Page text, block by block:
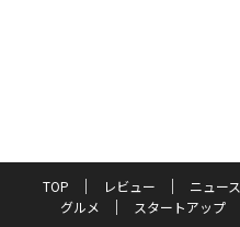
TOP レビュー ニュース
グルメ
スタートアップ